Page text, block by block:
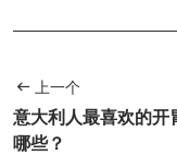
上一个
意大利人最喜欢的开
哪些？